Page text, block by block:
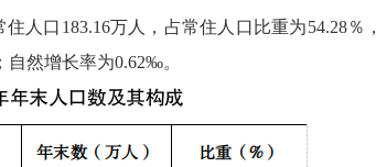
人口183.16万人， 占常住人口比重为54.28％，
自然增长率为0.62‰。